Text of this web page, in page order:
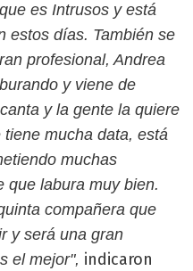
es Intrusos y está
estos días. También se
profesional, Andrea
y viene de
y la gente la quiere
mucha data, está
muchas
que labura muy bien.
compañera que
y será una gran
el mejor", indicaron